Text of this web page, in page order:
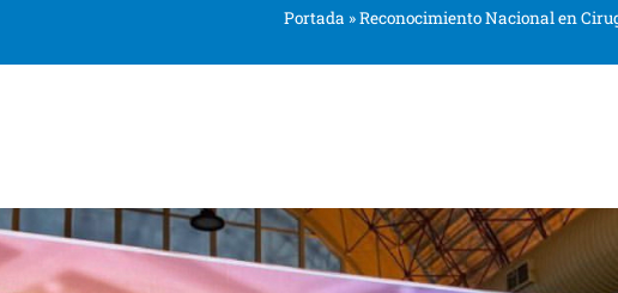
Portada »Reconocimiento Nacional en